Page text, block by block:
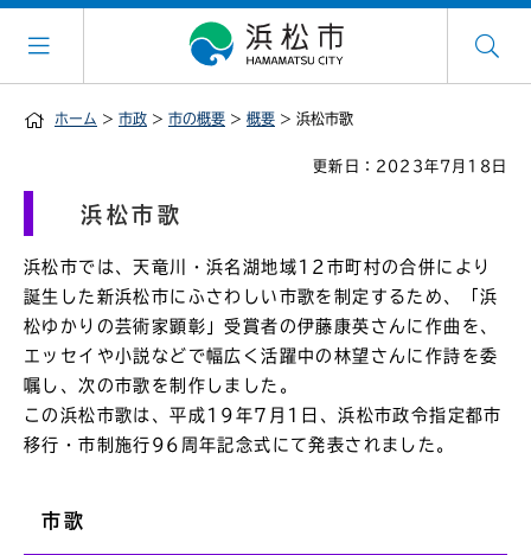
ホーム > 市政 > 市の概要 > 概要 > 浜松市歌
更新日：2023年7月18日
浜松市歌
浜松市では、天竜川・浜名湖地域12市町村の合併により
誕生した新浜松市にふさわしい市歌を制定するため、「浜
松ゆかりの芸術家顕彰」受賞者の伊藤康英さんに作曲を、
エッセイや小説などで幅広く活躍中の林望さんに作詩を委
嘱し、次の市歌を制作しました。
この浜松市歌は、平成19年7月1日、浜松市政令指定都市
移行・市制施行96周年記念式にて発表されました。
市歌